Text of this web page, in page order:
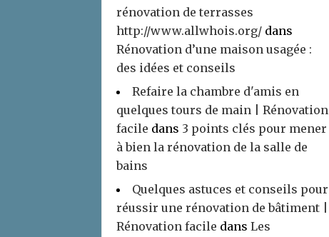
rénovation de terrasses
http://www.allwhois.org/ dans
Rénovation d’une maison usagée :
des idées et conseils
Refaire la chambre d'amis en
quelques tours de main | Rénovation
facile dans 3 points clés pour mener
à bien la rénovation de la salle de
bains
Quelques astuces et conseils pour
réussir une rénovation de bâtiment |
Rénovation facile dans Les